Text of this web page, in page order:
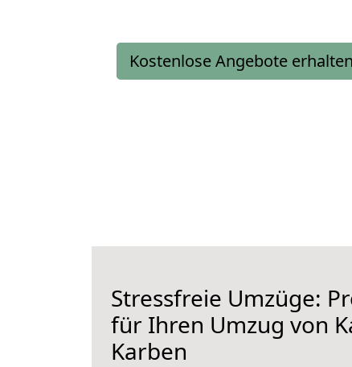
Kostenlose Angebote erhalten
Stressfreie Umzüge:
für Ihren Umzug von
Karben